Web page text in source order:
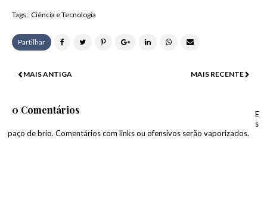
Tags: Ciência e Tecnologia
Partilhar
MAIS RECENTE
MAIS ANTIGA
0 Comentários
E
s
paço de brio. Comentários com links ou ofensivos serão vaporizados.